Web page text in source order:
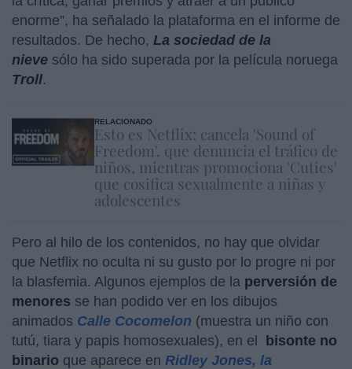
enorme”, ha señalado la plataforma en el informe de
resultados. De hecho, La sociedad de la
nieve sólo ha sido superada por la película noruega
Troll.
RELACIONADO
Esto es Netflix: cancela 'Sound of
Freedom', que denuncia el tráfico de
niños, mientras promociona 'Cuties'
que cosifica sexualmente a niñas y
adolescentes
Pero al hilo de los contenidos, no hay que olvidar
que Netflix no oculta ni su gusto por lo progre ni por
la blasfemia. Algunos ejemplos de la perversión de
menores se han podido ver en los dibujos
animados Calle Cocomelon (muestra un niño con
tutú, tiara y papis homosexuales), en el bisonte no
binario que aparece en Ridley Jones, la